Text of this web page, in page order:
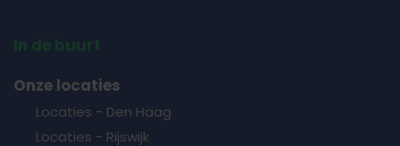
In de buurt
Onze locaties
Locaties - Den Haag
Locaties - Rijswijk